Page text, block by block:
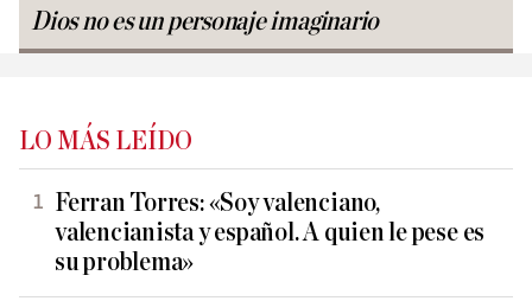
Dios no es un personaje imaginario
LO MÁS LEÍDO
Ferran Torres: «Soy valenciano,
valencianista y español. A quien le pese es
su problema»